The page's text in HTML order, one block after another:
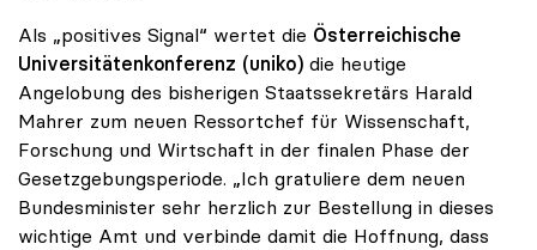
Als „positives Signal“ wertet die Österreichische
Universitätenkonferenz (uniko) die heutige
Angelobung des bisherigen Staatssekretärs Harald
Mahrer zum neuen Ressortchef für Wissenschaft,
Forschung und Wirtschaft in der finalen Phase der
Gesetzgebungsperiode. „Ich gratuliere dem neuen
Bundesminister sehr herzlich zur Bestellung in dieses
wichtige Amt und verbinde damit die Hoffnung, dass